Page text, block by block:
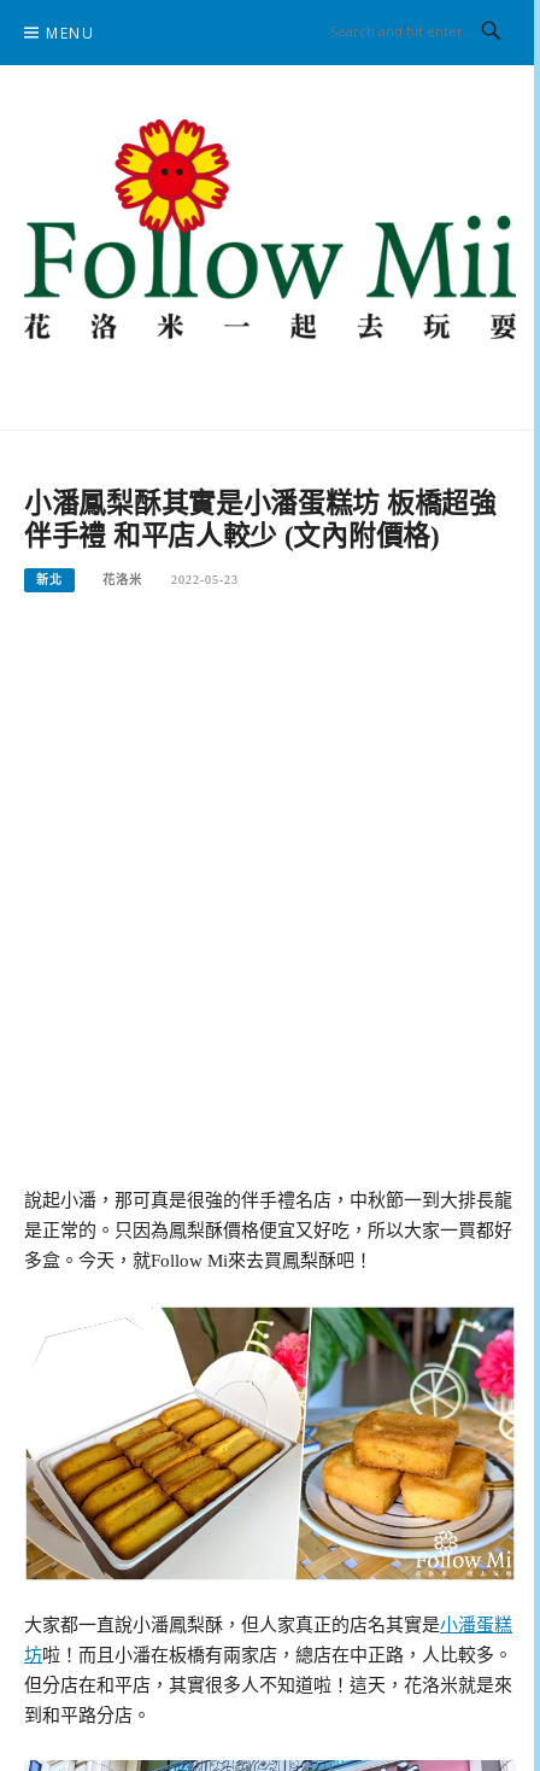
content
MENU
小潘鳳梨酥其實是小潘蛋糕坊 板橋超強
伴手禮 和平店人較少 (文內附價格)
新北 花洛米 2022-05-23
說起小潘，那可真是很強的伴手禮名店，中秋節一到大排長龍
是正常的。只因為鳳梨酥價格便宜又好吃，所以大家一買都好
多盒。今天，就Follow Mi來去買鳳梨酥吧！
大家都一直說小潘鳳梨酥，但人家真正的店名其實是小潘蛋糕
坊啦！而且小潘在板橋有兩家店，總店在中正路，人比較多。
但分店在和平店，其實很多人不知道啦！這天，花洛米就是來
到和平路分店。